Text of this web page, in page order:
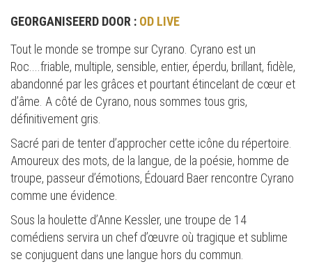
GEORGANISEERD DOOR : OD LIVE
Tout le monde se trompe sur Cyrano. Cyrano est un
Roc....friable, multiple, sensible, entier, éperdu, brillant, fidèle,
abandonné par les grâces et pourtant étincelant de cœur et
d’âme. A côté de Cyrano, nous sommes tous gris,
définitivement gris.
Sacré pari de tenter d’approcher cette icône du répertoire.
Amoureux des mots, de la langue, de la poésie, homme de
troupe, passeur d’émotions, Édouard Baer rencontre Cyrano
comme une évidence.
Sous la houlette d’Anne Kessler, une troupe de 14
comédiens servira un chef d’œuvre où tragique et sublime
se conjuguent dans une langue hors du commun.